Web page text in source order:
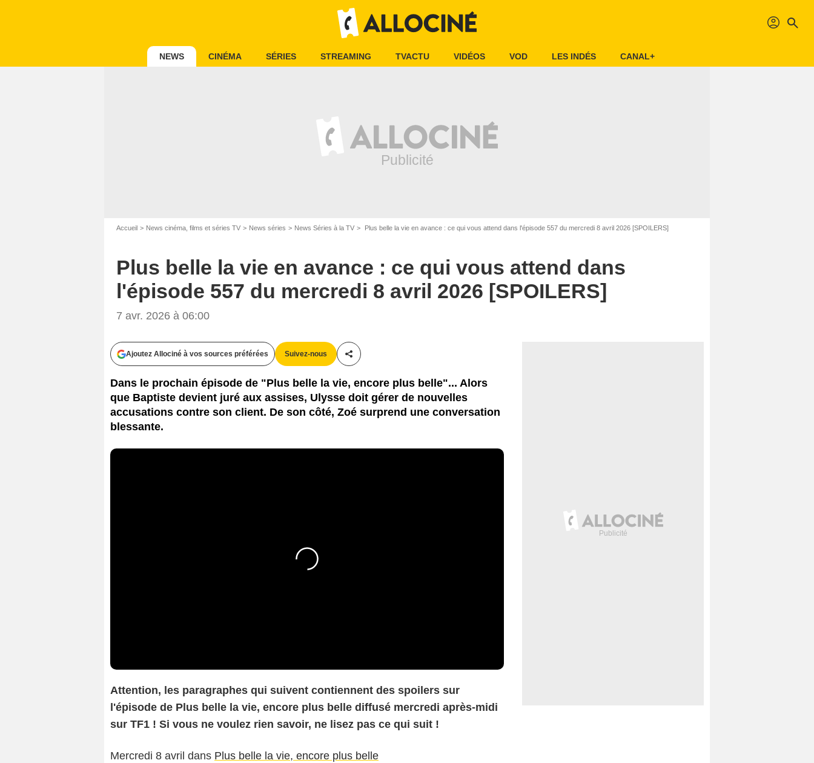
profil search
NEWS CINÉMA SÉRIES STREAMING TVACTU VIDÉOS VOD LES INDÉS CANAL+
Accueil News cinéma, films et séries TV News séries News Séries à la TV Plus belle la vie en avance : ce qui vous attend dans l'épisode 557 du mercredi 8 avril 2026 [SPOILERS]
Plus belle la vie en avance : ce qui vous attend dans
l'épisode 557 du mercredi 8 avril 2026 [SPOILERS]
7 avr. 2026 à 06:00
Ajoutez Allociné à vos sources préférées Suivez-nous
Partager cet article
Dans le prochain épisode de "Plus belle la vie, encore plus belle"... Alors
que Baptiste devient juré aux assises, Ulysse doit gérer de nouvelles
accusations contre son client. De son côté, Zoé surprend une conversation
blessante.
Attention, les paragraphes qui suivent contiennent des spoilers sur
l'épisode de Plus belle la vie, encore plus belle diffusé mercredi après-midi
sur TF1 ! Si vous ne voulez rien savoir, ne lisez pas ce qui suit !
Mercredi 8 avril dans Plus belle la vie, encore plus belle